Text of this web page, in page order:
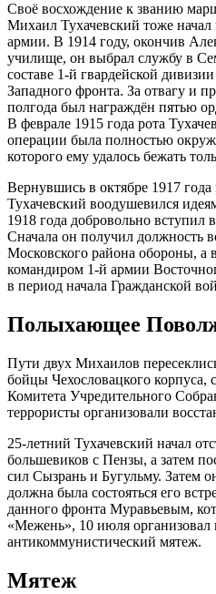
Своё восхождение к званию
Михаил Тухачевский тоже начал
армии. В 1914 году, окончив
училище, он выбрал службу в
составе 1-й гвардейской
Западного фронта. За отвагу и
полгода был награждён пятью
В феврале 1915 года рота
операции была полностью
которого ему удалось бежать
Вернувшись в октябре 1917
Тухачевский воодушевился
1918 года добровольно
Сначала он получил должность
Московского района обороны, а
командиром 1-й армии
в период начала Гражданской
Полыхающее
Пути двух Михаилов
бойцы Чехословацкого
Комитета Учредительного
террористы организовали
25-летний Тухачевский начал
большевиков с Пензы, а затем
сил Сызрань и Бугульму. Затем
должна была состояться его
данного фронта Муравьевым,
«Межень», 10 июля организовал
антикоммунистический мятеж.
Мятеж